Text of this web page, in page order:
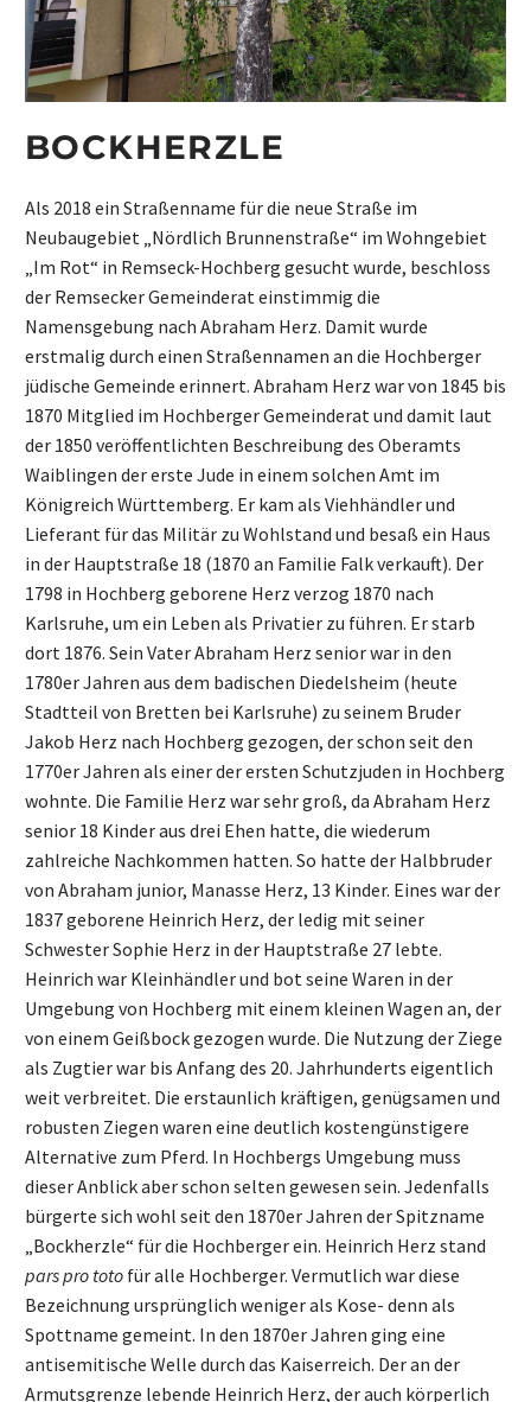
BOCKHERZLE
Als 2018 ein Straßenname für die neue Straße im
Neubaugebiet „Nördlich Brunnenstraße“ im Wohngebiet
„Im Rot“ in Remseck-Hochberg gesucht wurde, beschloss
der Remsecker Gemeinderat einstimmig die
Namensgebung nach Abraham Herz. Damit wurde
erstmalig durch einen Straßennamen an die Hochberger
jüdische Gemeinde erinnert. Abraham Herz war von 1845 bis
1870 Mitglied im Hochberger Gemeinderat und damit laut
der 1850 veröffentlichten Beschreibung des Oberamts
Waiblingen der erste Jude in einem solchen Amt im
Königreich Württemberg. Er kam als Viehhändler und
Lieferant für das Militär zu Wohlstand und besaß ein Haus
in der Hauptstraße 18 (1870 an Familie Falk verkauft). Der
1798 in Hochberg geborene Herz verzog 1870 nach
Karlsruhe, um ein Leben als Privatier zu führen. Er starb
dort 1876. Sein Vater Abraham Herz senior war in den
1780er Jahren aus dem badischen Diedelsheim (heute
Stadtteil von Bretten bei Karlsruhe) zu seinem Bruder
Jakob Herz nach Hochberg gezogen, der schon seit den
1770er Jahren als einer der ersten Schutzjuden in Hochberg
wohnte. Die Familie Herz war sehr groß, da Abraham Herz
senior 18 Kinder aus drei Ehen hatte, die wiederum
zahlreiche Nachkommen hatten. So hatte der Halbbruder
von Abraham junior, Manasse Herz, 13 Kinder. Eines war der
1837 geborene Heinrich Herz, der ledig mit seiner
Schwester Sophie Herz in der Hauptstraße 27 lebte.
Heinrich war Kleinhändler und bot seine Waren in der
Umgebung von Hochberg mit einem kleinen Wagen an, der
von einem Geißbock gezogen wurde. Die Nutzung der Ziege
als Zugtier war bis Anfang des 20. Jahrhunderts eigentlich
weit verbreitet. Die erstaunlich kräftigen, genügsamen und
robusten Ziegen waren eine deutlich kostengünstigere
Alternative zum Pferd. In Hochbergs Umgebung muss
dieser Anblick aber schon selten gewesen sein. Jedenfalls
bürgerte sich wohl seit den 1870er Jahren der Spitzname
„Bockherzle“ für die Hochberger ein. Heinrich Herz stand
pars pro toto für alle Hochberger. Vermutlich war diese
Bezeichnung ursprünglich weniger als Kose- denn als
Spottname gemeint. In den 1870er Jahren ging eine
antisemitische Welle durch das Kaiserreich. Der an der
Armutsgrenze lebende Heinrich Herz, der auch körperlich